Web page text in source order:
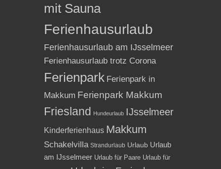
mit Sauna
Ferienhausurlaub
Ferienhausurlaub am IJsselmeer
Ferienhausurlaub trotz Corona
Ferienpark Ferienpark in
Makkum Ferienpark Makkum
Friesland Hundeurlaub IJsselmeer
Kinderferienhaus Makkum
Schakelvilla Strandurlaub Urlaub Urlaub
am IJsselmeer Urlaub für Paare Urlaub für